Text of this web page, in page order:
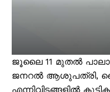
ജൂലൈ 11 മുതൽ പാലാ,
ജനറൽ ആശുപത്രി,
എന്നിവിടങ്ങളിൽ